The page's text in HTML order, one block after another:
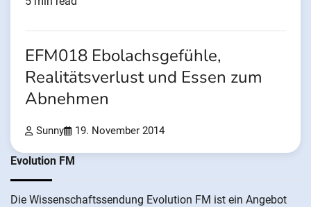
EFM018 Ebolachsgefühle,
Realitätsverlust und Essen zum
Abnehmen
Sunny 19. November 2014
Evolution FM
Die Wis­sen­schafts­send­ung Evolution FM ist ein An­ge­bot